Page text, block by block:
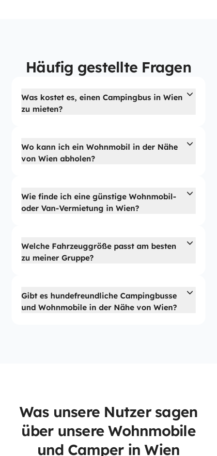
Häufig gestellte Fragen
Was kostet es, einen Campingbus in Wien
zu mieten?
Wo kann ich ein Wohnmobil in der Nähe
von Wien abholen?
Wie finde ich eine günstige Wohnmobil-
oder Van-Vermietung in Wien?
Welche Fahrzeuggröße passt am besten
zu meiner Gruppe?
Gibt es hundefreundliche Campingbusse
und Wohnmobile in der Nähe von Wien?
Was unsere Nutzer sagen
über unsere Wohnmobile
und Camper in Wien